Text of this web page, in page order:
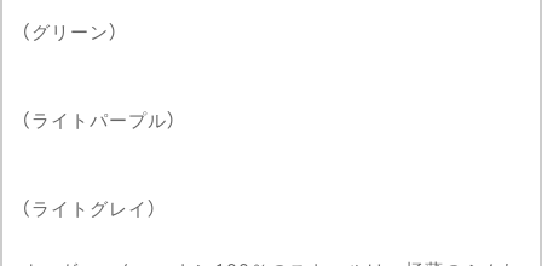
（グリーン）
（ライトパープル）
（ライトグレイ）